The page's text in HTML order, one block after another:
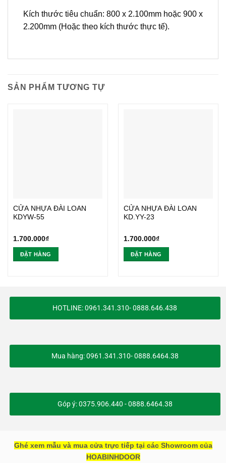
Kích thước tiêu chuẩn: 800 x 2.100mm hoặc 900 x
2.200mm (Hoặc theo kích thước thực tế).
SẢN PHẨM TƯƠNG TỰ
CỬA NHỰA ĐÀI LOAN
KDYW-55
1.700.000₫
ĐẶT HÀNG
CỬA NHỰA ĐÀI LOAN
KD.YY-23
1.700.000₫
ĐẶT HÀNG
HOTLINE: 0961.341.310- 0888.646.438
Mua hàng: 0961.341.310- 0888.6464.38
Góp ý: 0375.906.440 - 0888.6464.38
Ghé xem mẫu và mua cửa trực tiếp tại các Showroom của
HOABINHDOOR